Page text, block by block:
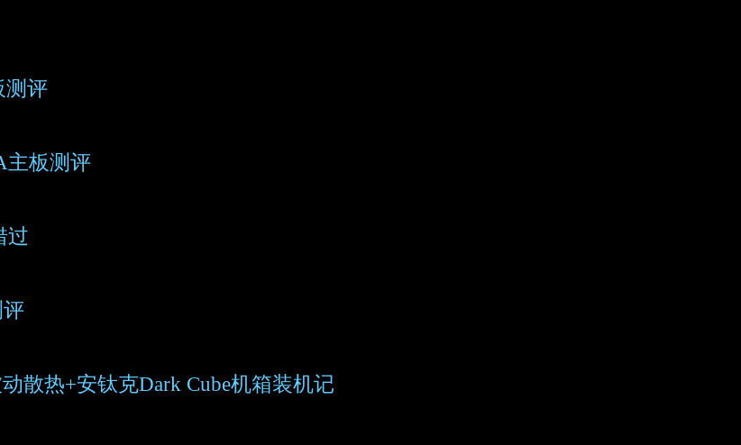
测评
主板测评
过
散热+安钛克Dark Cube机箱装机记